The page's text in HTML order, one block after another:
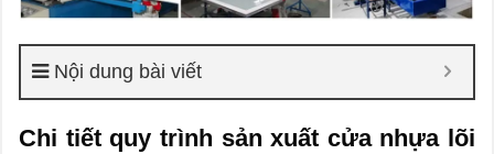
Nội dung bài viết
Chi tiết quy trình sản xuất cửa nhựa lõi